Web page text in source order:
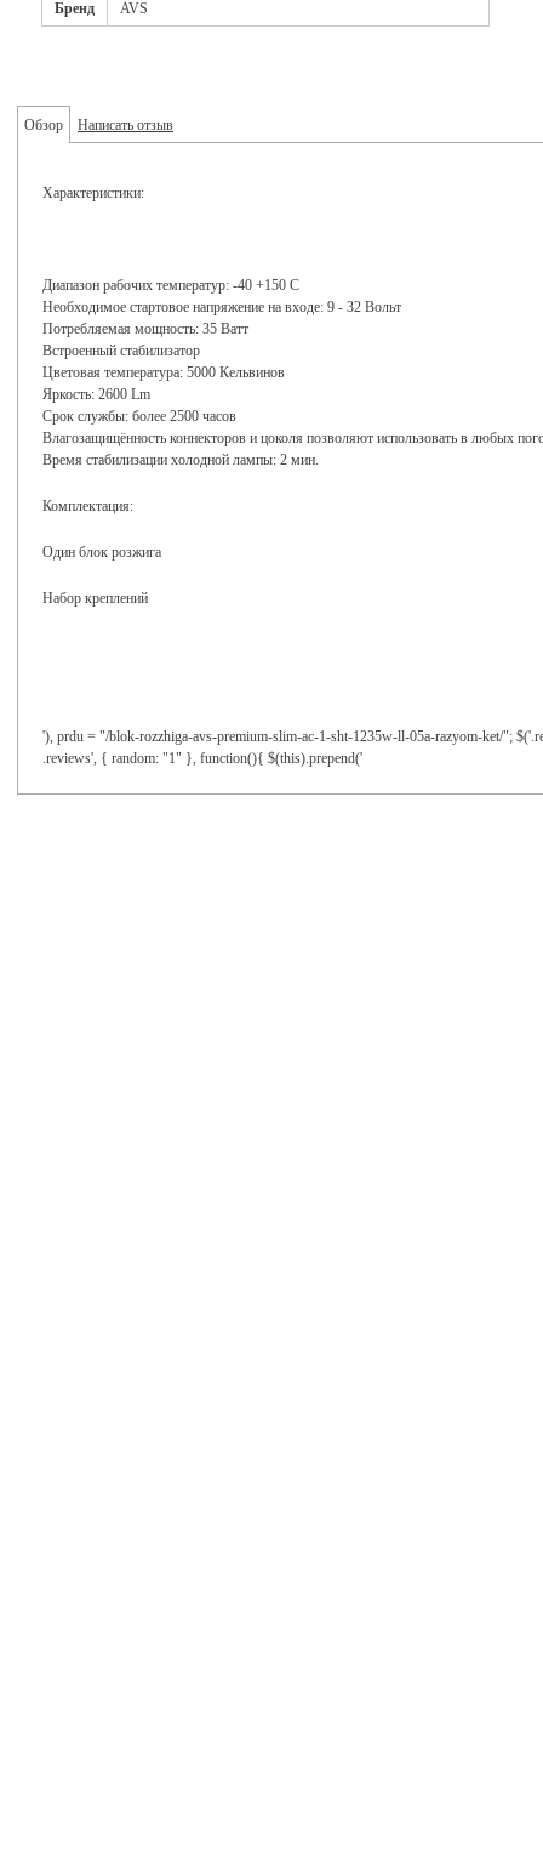
Бренд AVS
Обзор Написать отзыв
Характеристики:
Диапазон рабочих температур: -40 +150 С
Необходимое стартовое напряжение на входе: 9 - 32 Вольт
Потребляемая мощность: 35 Ватт
Встроенный стабилизатор
Цветовая температура: 5000 Кельвинов
Яркость: 2600 Lm
Срок службы: более 2500 часов
Влагозащищённость коннекторов и цоколя позволяют использовать в любых
Время стабилизации холодной лампы: 2 мин.
Комплектация:
Один блок розжига
Набор креплений
'), prdu = "/blok-rozzhiga-avs-premium-slim-ac-1-sht-1235w-ll-05a-razyom-ket/";
.reviews', { random: "1" }, function(){ $(this).prepend('